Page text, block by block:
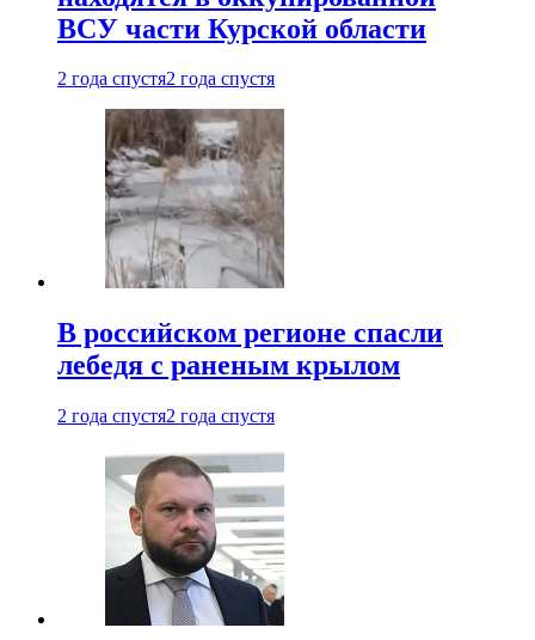
ВСУ части Курской области
2 года спустя2 года спустя
В российском регионе спасли
лебедя с раненым крылом
2 года спустя2 года спустя